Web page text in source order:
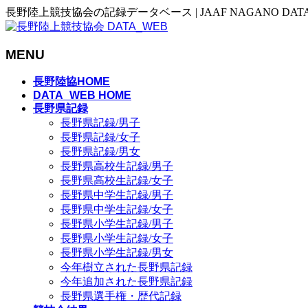
長野陸上競技協会の記録データベース | JAAF NAGANO
MENU
長野陸協HOME
DATA_WEB HOME
長野県記録
長野県記録/男子
長野県記録/女子
長野県記録/男女
長野県高校生記録/男子
長野県高校生記録/女子
長野県中学生記録/男子
長野県中学生記録/女子
長野県小学生記録/男子
長野県小学生記録/女子
長野県小学生記録/男女
今年樹立された長野県記録
今年追加された長野県記録
長野県選手権・歴代記録